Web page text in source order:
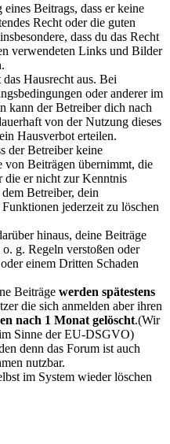
Beitrags, dass er keine
Recht oder die guten
dass du das Recht
verwendeten Links und Bilder
Hausrecht aus. Bei
oder anderer im
kann der Betreiber dich nach
von der Nutzung dieses
Hausverbot erteilen.
der Betreiber keine
Beiträgen übernimmt, die
die er nicht zur Kenntnis
Betreiber, dein
jederzeit zu löschen
hinaus, deine Beiträge
g. Regeln verstoßen oder
einem Dritten Schaden
Beiträge werden spätestens
die sich anmelden aber ihren
nach 1 Monat gelöscht.(Wir
Sinne der EU-DSGVO)
denn das Forum ist auch
nutzbar.
im System wieder löschen